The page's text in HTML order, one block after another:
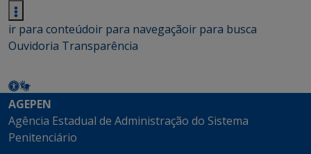
ir para conteúdoir para navegaçãoir para busca
Ouvidoria Transparência
AGEPEN
Agência Estadual de Administração do Sistema
Penitenciário